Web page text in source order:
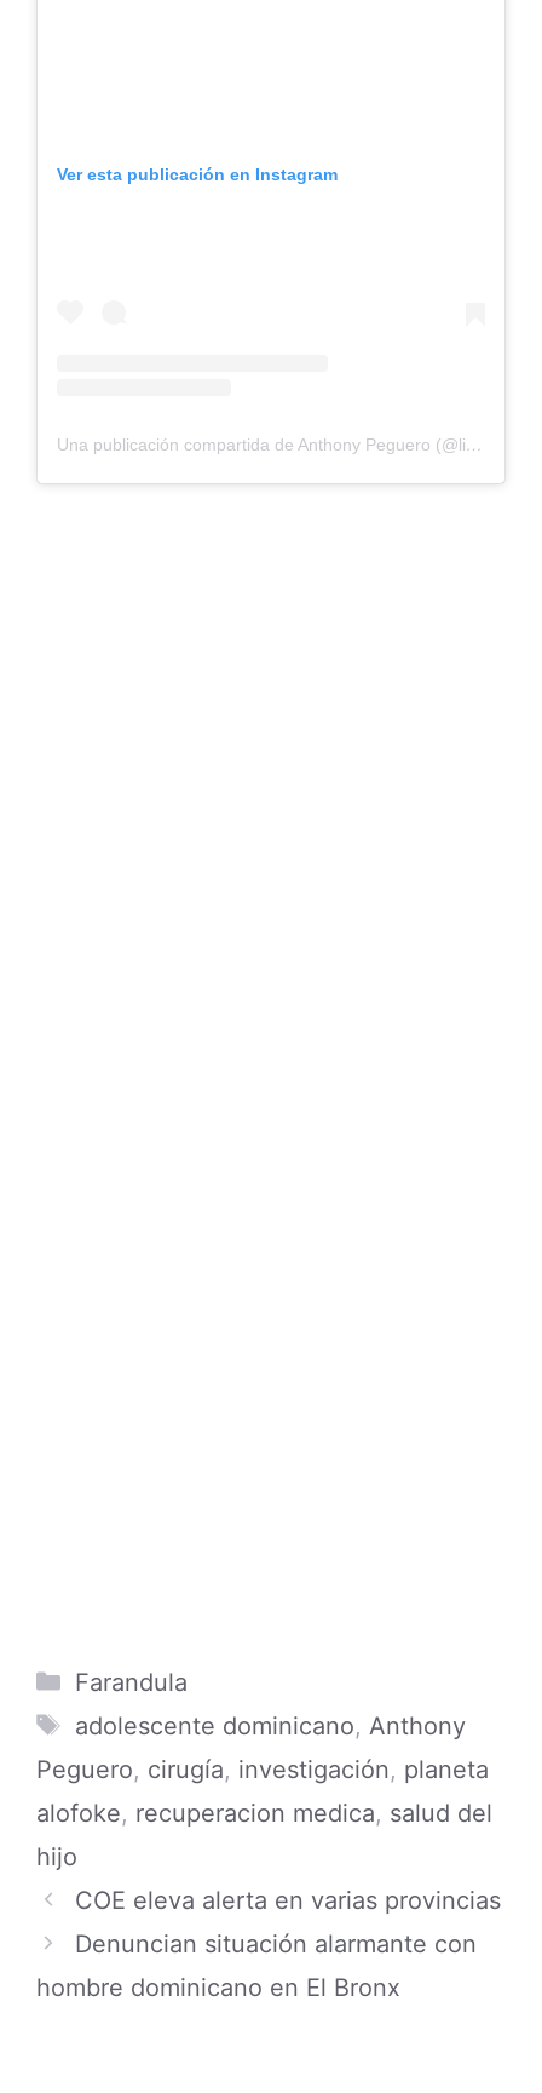
Ver esta publicación en Instagram
Una publicación compartida de Anthony Peguero (@liguitateteo)
Categories
Farandula
Tags
adolescente dominicano, Anthony
Peguero, cirugía, investigación, planeta
alofoke, recuperacion medica, salud del
hijo
COE eleva alerta en varias provincias
Denuncian situación alarmante con
hombre dominicano en El Bronx